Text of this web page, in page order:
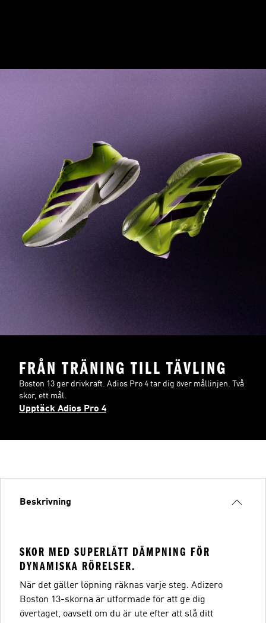
FRÅN TRÄNING TILL TÄVLING
Boston 13 ger drivkraft. Adios Pro 4 tar dig över mållinjen. Två
skor, ett mål.
Upptäck Adios Pro 4
Beskrivning
SKOR MED SUPERLÄTT DÄMPNING FÖR
DYNAMISKA RÖRELSER.
När det gäller löpning räknas varje steg. Adizero
Boston 13-skorna är utformade för att ge dig
övertaget, oavsett om du är ute efter att slå ditt